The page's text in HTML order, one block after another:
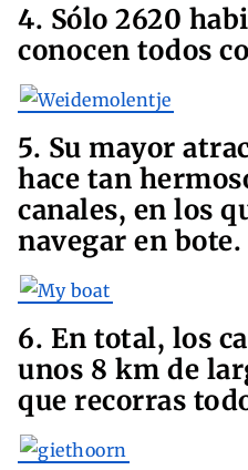
4. Sólo 2620
conocen todos
5. Su mayor
hace tan
canales, en los
navegar en bote.
6. En total, los
unos 8 km de
que recorras